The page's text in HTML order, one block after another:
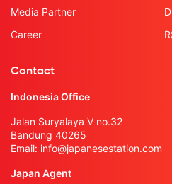
Media Partner
Career
Contact
Indonesia Office
Jalan Suryalaya V no.32
Bandung 40265
Email: info@japanesestation.com
Japan Agent